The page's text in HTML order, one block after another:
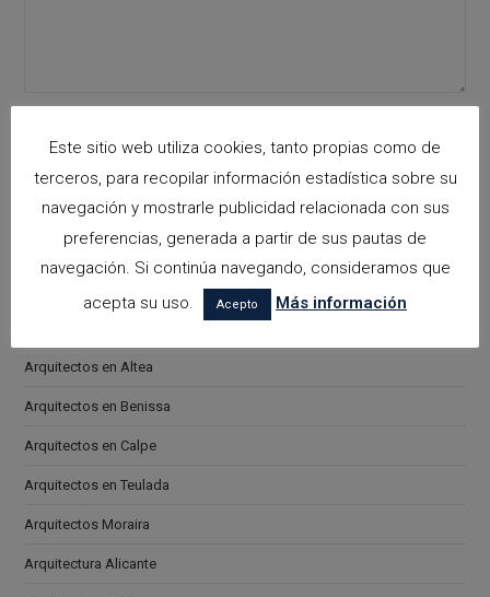
Please leave this field empty.
Categorías
arquitectora espacios biofilicos
Arquitectos en Altea
Arquitectos en Benissa
Arquitectos en Calpe
Arquitectos en Teulada
Arquitectos Moraira
Arquitectura Alicante
Este sitio web utiliza cookies, tanto propias como de
terceros, para recopilar información estadística sobre su
navegación y mostrarle publicidad relacionada con sus
preferencias, generada a partir de sus pautas de
navegación. Si continúa navegando, consideramos que
acepta su uso.
Acepto Más información